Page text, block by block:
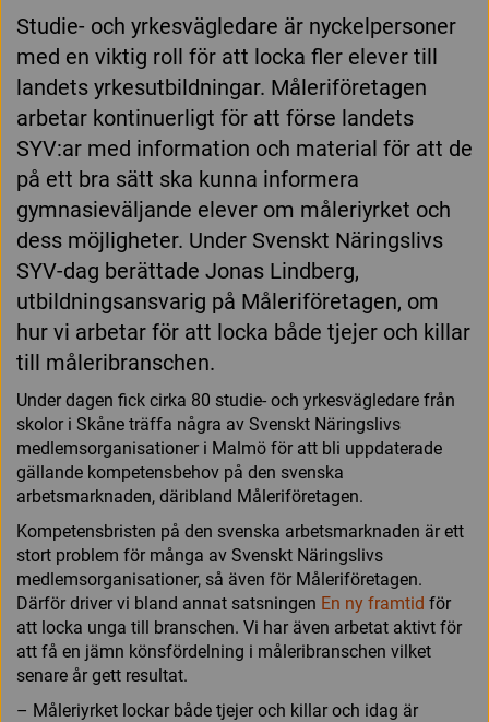
Studie- och yrkesvägledare är nyckelpersoner
med en viktig roll för att locka fler elever till
landets yrkesutbildningar. Måleriföretagen
arbetar kontinuerligt för att förse landets
SYV:ar med information och material för att de
på ett bra sätt ska kunna informera
gymnasieväljande elever om måleriyrket och
dess möjligheter. Under Svenskt Näringslivs
SYV-dag berättade Jonas Lindberg,
utbildningsansvarig på Måleriföretagen, om
hur vi arbetar för att locka både tjejer och killar
till måleribranschen.
Under dagen fick cirka 80 studie- och yrkesvägledare från
skolor i Skåne träffa några av Svenskt Näringslivs
medlemsorganisationer i Malmö för att bli uppdaterade
gällande kompetensbehov på den svenska
arbetsmarknaden, däribland Måleriföretagen.
Kompetensbristen på den svenska arbetsmarknaden är ett
stort problem för många av Svenskt Näringslivs
medlemsorganisationer, så även för Måleriföretagen.
Därför driver vi bland annat satsningen En ny framtid för
att locka unga till branschen. Vi har även arbetat aktivt för
att få en jämn könsfördelning i måleribranschen vilket
senare år gett resultat.
– Måleriyrket lockar både tjejer och killar och idag är